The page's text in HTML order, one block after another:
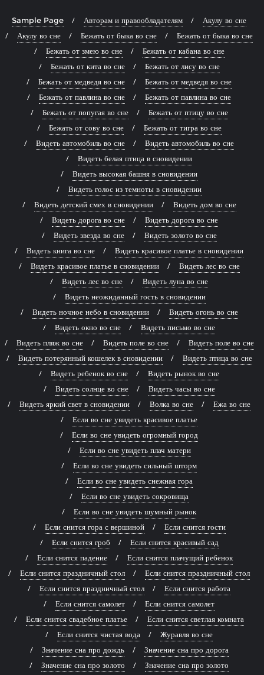
Sample Page Авторам и правообладателям
Акулу во сне
Акулу во сне
Бежать от быка во сне
Бежать от быка во сне
Бежать от змею во сне
Бежать от кабана во сне
Бежать от кита во сне
Бежать от лису во сне
Бежать от медведя во сне
Бежать от медведя во сне
Бежать от павлина во сне
Бежать от павлина во сне
Бежать от попугая во сне
Бежать от птицу во сне
Бежать от сову во сне
Бежать от тигра во сне
Видеть автомобиль во сне
Видеть автомобиль во сне
Видеть белая птица в сновидении
Видеть высокая башня в сновидении
Видеть голос из темноты в сновидении
Видеть детский смех в сновидении
Видеть дом во сне
Видеть дорога во сне
Видеть дорога во сне
Видеть звезда во сне
Видеть золото во сне
Видеть книга во сне
Видеть красивое платье в сновидении
Видеть красивое платье в сновидении
Видеть лес во сне
Видеть лес во сне
Видеть луна во сне
Видеть неожиданный гость в сновидении
Видеть ночное небо в сновидении
Видеть огонь во сне
Видеть окно во сне
Видеть письмо во сне
Видеть пляж во сне
Видеть поле во сне
Видеть поле во сне
Видеть потерянный кошелек в сновидении
Видеть птица во сне
Видеть ребенок во сне
Видеть рынок во сне
Видеть солнце во сне
Видеть часы во сне
Видеть яркий свет в сновидении
Волка во сне
Ежа во сне
Если во сне увидеть красивое платье
Если во сне увидеть огромный город
Если во сне увидеть плач матери
Если во сне увидеть сильный шторм
Если во сне увидеть снежная гора
Если во сне увидеть сокровища
Если во сне увидеть шумный рынок
Если снится гора с вершиной
Если снится гости
Если снится гроб
Если снится красивый сад
Если снится падение
Если снится плачущий ребенок
Если снится праздничный стол
Если снится праздничный стол
Если снится праздничный стол
Если снится работа
Если снится самолет
Если снится самолет
Если снится свадебное платье
Если снится светлая комната
Если снится чистая вода
Журавля во сне
Значение сна про дождь
Значение сна про дорога
Значение сна про золото
Значение сна про золото